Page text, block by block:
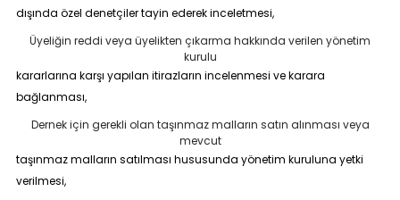
dışında özel denetçiler tayin ederek inceletmesi,
Üyeliğin reddi veya üyelikten çıkarma hakkında verilen yönetim
kurulu
kararlarına karşı yapılan itirazların incelenmesi ve karara
bağlanması,
Dernek için gerekli olan taşınmaz malların satın alınması veya
mevcut
taşınmaz malların satılması hususunda yönetim kuruluna yetki
verilmesi,